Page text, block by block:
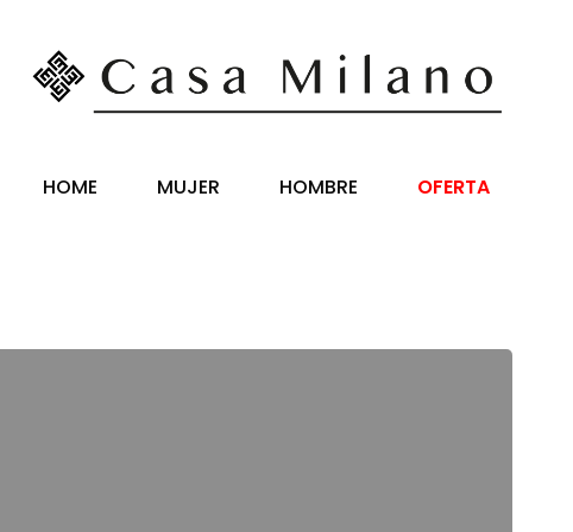
HOME MUJER HOMBRE OFERTA